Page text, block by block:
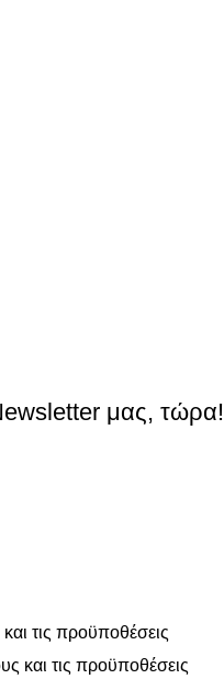
μας, τώρα!
τις προϋποθέσεις
και τις προϋποθέσεις